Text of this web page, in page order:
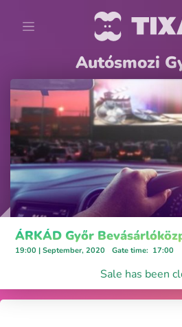
Autósmozi
ÁRKÁD Győr
19:00 | September, 2020 Gate time: 17:00
Sale has been